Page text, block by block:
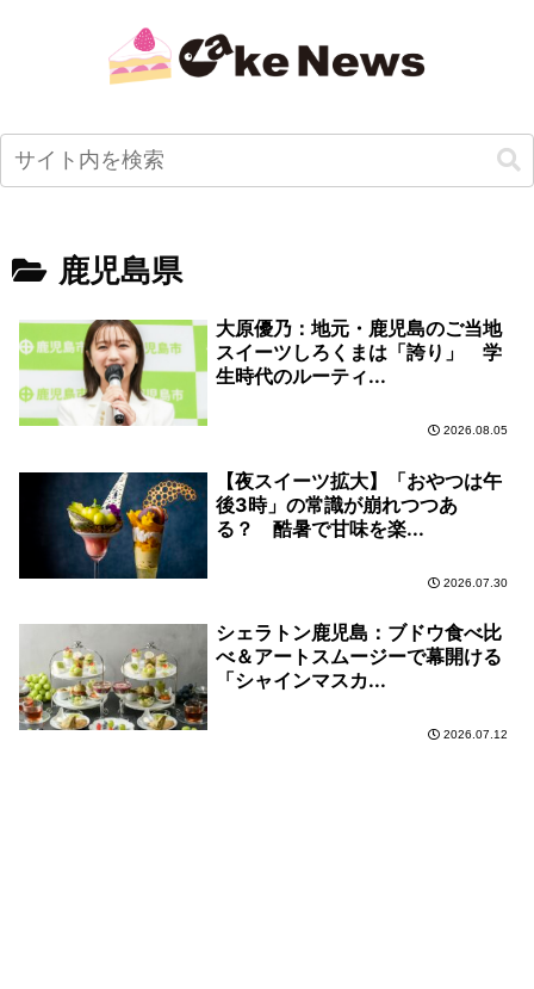
鹿児島県
大原優乃：地元・鹿児島のご当地
スイーツしろくまは「誇り」 学
生時代のルーティ...
2026.08.05
【夜スイーツ拡大】「おやつは午
後3時」の常識が崩れつつあ
る？ 酷暑で甘味を楽...
2026.07.30
シェラトン鹿児島：ブドウ食べ比
べ＆アートスムージーで幕開ける
「シャインマスカ...
2026.07.12